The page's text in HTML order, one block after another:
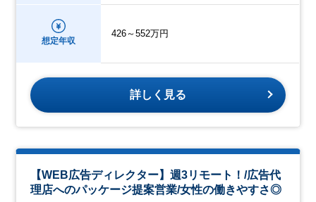
想定年収
426～552万円
詳しく見る
【WEB広告ディレクター】週3リモート！/広告代
理店へのパッケージ提案営業/女性の働きやすさ◎